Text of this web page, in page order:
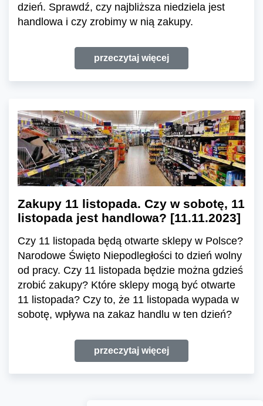
dzień. Sprawdź, czy najbliższa niedziela jest
handlowa i czy zrobimy w nią zakupy.
przeczytaj więcej
Zakupy 11 listopada. Czy w sobotę, 11
listopada jest handlowa? [11.11.2023]
Czy 11 listopada będą otwarte sklepy w Polsce?
Narodowe Święto Niepodległości to dzień wolny
od pracy. Czy 11 listopada będzie można gdzieś
zrobić zakupy? Które sklepy mogą być otwarte
11 listopada? Czy to, że 11 listopada wypada w
sobotę, wpływa na zakaz handlu w ten dzień?
przeczytaj więcej